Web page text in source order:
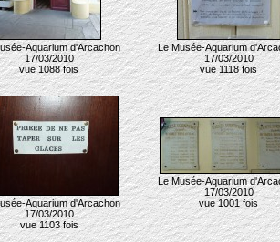
Aquarium d'Arcachon
17/03/2010
vue 1088 fois
Le Musée-Aquarium
17/03/2010
vue 1118 fois
Aquarium d'Arcachon
17/03/2010
vue 1103 fois
Le Musée-Aquarium
17/03/2010
vue 1001 fois